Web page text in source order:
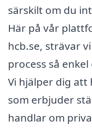
särskilt om du
Här på vår
hcb.se, strävar
process så
Vi hjälper dig
som erbjuder
handlar om